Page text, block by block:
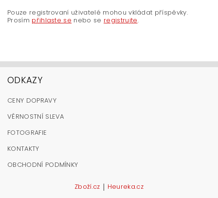
Pouze registrovaní uživatelé mohou vkládat příspěvky.
Prosím přihlaste se nebo se registrujte.
ODKAZY
CENY DOPRAVY
VĚRNOSTNÍ SLEVA
FOTOGRAFIE
KONTAKTY
OBCHODNÍ PODMÍNKY
Zboží.cz | Heureka.cz